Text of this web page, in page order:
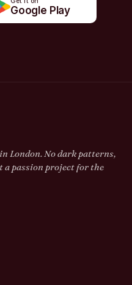
Google Play
London. No dark patterns,
a passion project for the